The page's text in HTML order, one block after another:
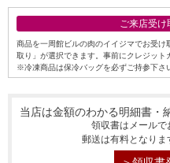
シーン別特集
結
ご来店受け
商品を一周館ビルの肉のイイジマでお受
取り」が選択できます。事前にクレジット
※冷凍商品は保冷バッグを必ずご持参下さ
当店は金額のわかる明細書・
領収書はメールで
郵送は有料となり